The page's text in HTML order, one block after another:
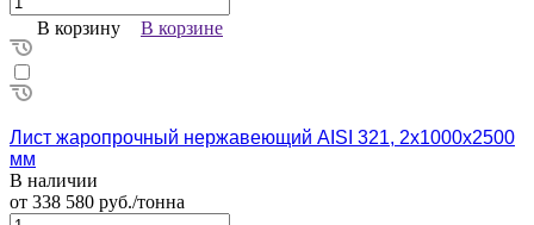
В корзину В корзине
Лист жаропрочный нержавеющий AISI 321, 2х1000х2500
мм
В наличии
от 338 580 руб./тонна